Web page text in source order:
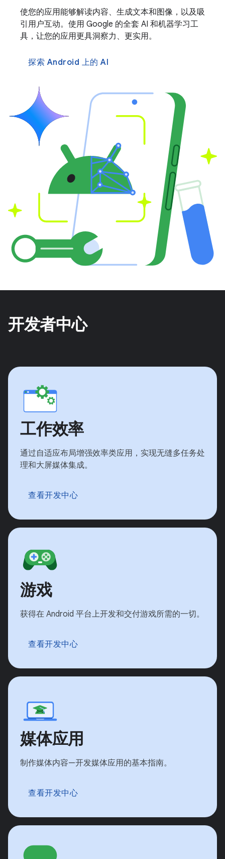
使您的应用能够解读内容、生成文本和图像，以及吸
引用户互动。使用 Google 的全套 AI 和机器学习工
具，让您的应用更具洞察力、更实用。
探索 Android 上的 AI
开发者中心
工作效率
通过自适应布局增强效率类应用，实现无缝多任务处
理和大屏媒体集成。
查看开发中心
游戏
获得在 Android 平台上开发和交付游戏所需的一切。
查看开发中心
媒体应用
制作媒体内容—开发媒体应用的基本指南。
查看开发中心